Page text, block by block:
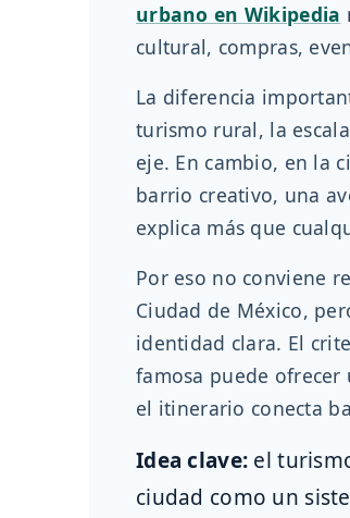
urbano en Wikipedia
cultural, compras,
La diferencia
turismo rural, la
eje. En cambio, en la
barrio creativo, una
explica más que
Por eso no conviene
Ciudad de México,
identidad clara. El
famosa puede
el itinerario conecta
Idea clave: el
ciudad como un